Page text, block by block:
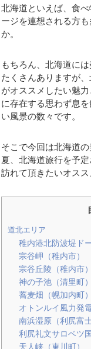
北海道といえば、食
ージを連想される方
か。
もちろん、北海道に
たくさんありますが
がオススメしたい魅
に存在する思わず息
い風景の数々です。
そこで今回は北海道
夏、北海道旅行を予
訪れて頂きたいオスス
道北エリア
稚内港北防波堤ド
宗谷岬（稚内市）
宗谷丘陵（稚内市）
神の子池（清里町）
蕎麦畑（幌加内町）
オトンルイ風力発
南浜湿原（利尻富士
利尻礼文サロベツ
天人峡（東川町）